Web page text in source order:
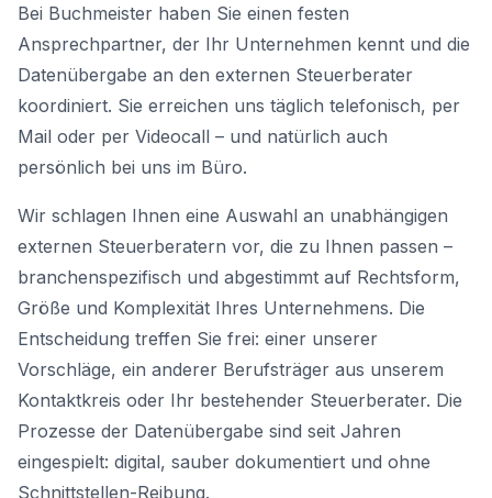
Bei Buchmeister haben Sie einen festen
Ansprechpartner, der Ihr Unternehmen kennt und die
Datenübergabe an den externen Steuerberater
koordiniert. Sie erreichen uns täglich telefonisch, per
Mail oder per Videocall – und natürlich auch
persönlich bei uns im Büro.
Wir schlagen Ihnen eine Auswahl an unabhängigen
externen Steuerberatern vor, die zu Ihnen passen –
branchenspezifisch und abgestimmt auf Rechtsform,
Größe und Komplexität Ihres Unternehmens. Die
Entscheidung treffen Sie frei: einer unserer
Vorschläge, ein anderer Berufsträger aus unserem
Kontaktkreis oder Ihr bestehender Steuerberater. Die
Prozesse der Datenübergabe sind seit Jahren
eingespielt: digital, sauber dokumentiert und ohne
Schnittstellen-Reibung.